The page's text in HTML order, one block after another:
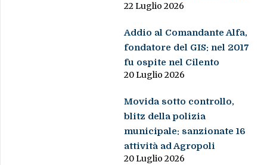
22 Luglio 2026
Addio al Comandante Alfa,
fondatore del GIS: nel 2017
fu ospite nel Cilento
20 Luglio 2026
Movida sotto controllo,
blitz della polizia
municipale: sanzionate 16
attività ad Agropoli
20 Luglio 2026